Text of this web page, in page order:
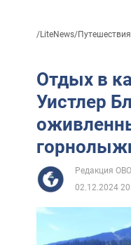
/LiteNews/
Отдых в
Уистлер
Редакция
02.12.2024